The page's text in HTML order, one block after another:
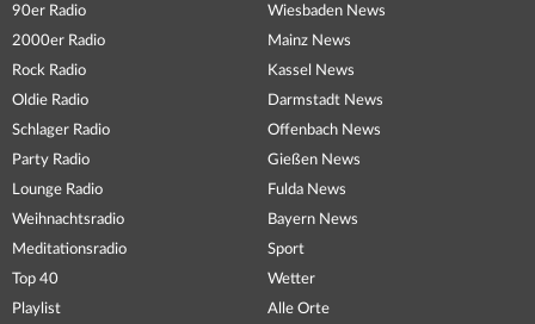
90er Radio
2000er Radio
Rock Radio
Oldie Radio
Schlager Radio
Party Radio
Lounge Radio
Weihnachtsradio
Meditationsradio
Top 40
Playlist
Wiesbaden News
Mainz News
Kassel News
Darmstadt News
Offenbach News
Gießen News
Fulda News
Bayern News
Sport
Wetter
Alle Orte